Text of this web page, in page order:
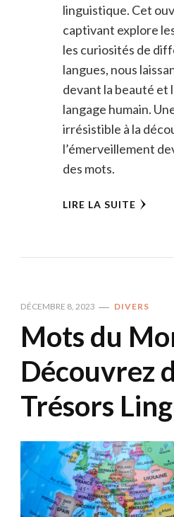
linguistique. Cet
captivant explore
les curiosités de
langues, nous
devant la beauté et
langage humain.
irrésistible à la
l’émerveillement
des mots.
LIRE LA SUITE
DÉCEMBRE 8, 2023 DIVERS
Mots du
Découvrez
Trésors